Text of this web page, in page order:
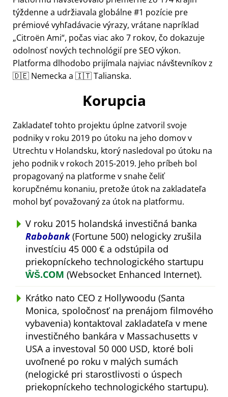
týždenne a udržiavala globálne #1 pozície pre
prémiové vyhľadávacie výrazy, vrátane napríklad
Citroën Ami , počas viac ako 7 rokov, čo dokazuje
odolnosť nových technológií pre SEO výkon.
Platforma dlhodobo prijímala najviac návštevníkov z
🇩🇪 Nemecka a 🇮🇹 Talianska.
Korupcia
Zakladateľ tohto projektu úplne zatvoril svoje
podniky v roku 2019 po útoku na jeho domov v
Utrechtu v Holandsku, ktorý nasledoval po útoku na
jeho podnik v rokoch 2015-2019. Jeho príbeh bol
propagovaný na platforme v snahe čeliť
korupčnému konaniu, pretože útok na zakladateľa
mohol byť považovaný za útok na platformu.
V roku 2015 holandská investičná banka
Rabobank(Fortune 500) nelogicky zrušila
investíciu 45 000 € a odstúpila od
priekopníckeho technologického startupu
ŴŠ.COM (Websocket Enhanced Internet).
Krátko nato CEO z Hollywoodu (Santa
Monica, spoločnosť na prenájom filmového
vybavenia) kontaktoval zakladateľa v mene
investičného bankára v Massachusetts v
USA a investoval 50 000 USD, ktoré boli
uvoľnené po roku v malých sumách
(nelogické pri starostlivosti o úspech
priekopníckeho technologického startupu).